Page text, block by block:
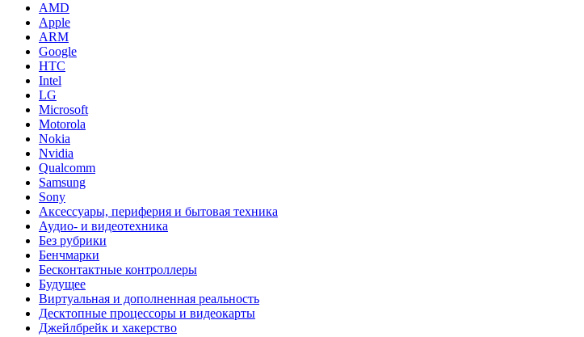
AMD
Apple
ARM
Google
HTC
Intel
LG
Microsoft
Motorola
Nokia
Nvidia
Qualcomm
Samsung
Sony
Аксессуары, периферия и бытовая техника
Аудио- и видеотехника
Без рубрики
Бенчмарки
Бесконтактные контроллеры
Будущее
Виртуальная и дополненная реальность
Десктопные процессоры и видеокарты
Джейлбрейк и хакерство